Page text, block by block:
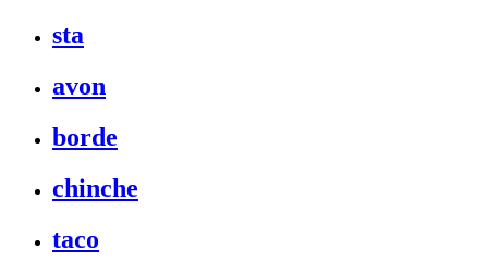
sta
avon
borde
chinche
taco